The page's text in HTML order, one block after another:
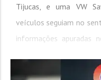
Tijucas, e uma VW
veículos seguiam no
informações apuradas
havia parado,